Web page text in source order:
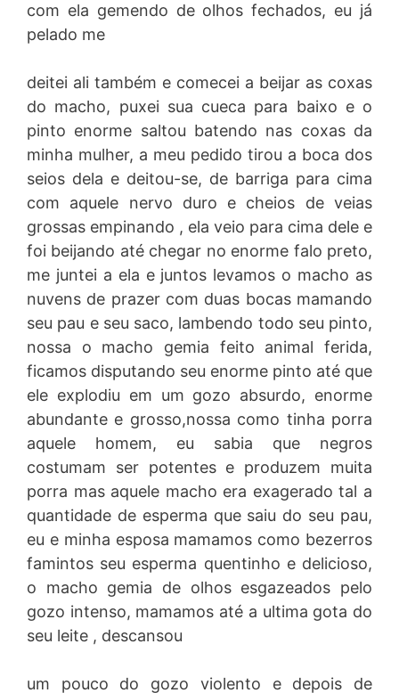
com ela gemendo de olhos fechados, eu já
pelado me
deitei ali também e comecei a beijar as coxas
do macho, puxei sua cueca para baixo e o
pinto enorme saltou batendo nas coxas da
minha mulher, a meu pedido tirou a boca dos
seios dela e deitou-se, de barriga para cima
com aquele nervo duro e cheios de veias
grossas empinando , ela veio para cima dele e
foi beijando até chegar no enorme falo preto,
me juntei a ela e juntos levamos o macho as
nuvens de prazer com duas bocas mamando
seu pau e seu saco, lambendo todo seu pinto,
nossa o macho gemia feito animal ferida,
ficamos disputando seu enorme pinto até que
ele explodiu em um gozo absurdo, enorme
abundante e grosso,nossa como tinha porra
aquele homem, eu sabia que negros
costumam ser potentes e produzem muita
porra mas aquele macho era exagerado tal a
quantidade de esperma que saiu do seu pau,
eu e minha esposa mamamos como bezerros
famintos seu esperma quentinho e delicioso,
o macho gemia de olhos esgazeados pelo
gozo intenso, mamamos até a ultima gota do
seu leite , descansou
um pouco do gozo violento e depois de